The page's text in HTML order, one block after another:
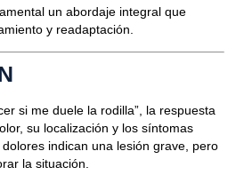
un abordaje integral que
y readaptación.
si me duele la rodilla” , la respuesta
su localización y los síntomas
indican una lesión grave, pero
la situación.